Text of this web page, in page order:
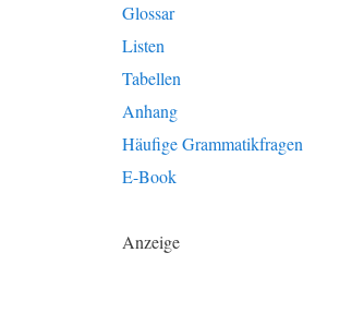
Glossar
Listen
Tabellen
Anhang
Häufige Grammatikfragen
E-Book
Anzeige